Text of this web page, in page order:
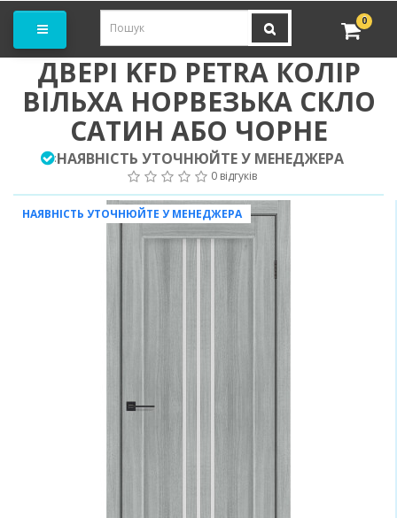
0
ДВЕРІ KFD PETRA КОЛІР
ВІЛЬХА НОРВЕЗЬКА СКЛО
САТИН АБО ЧОРНЕ
:НАЯВНІСТЬ УТОЧНЮЙТЕ У МЕНЕДЖЕРА
0 відгуків
НАЯВНІСТЬ УТОЧНЮЙТЕ У МЕНЕДЖЕРА